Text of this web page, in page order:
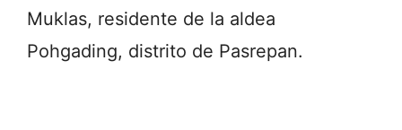
Muklas, residente de la aldea
Pohgading, distrito de Pasrepan.